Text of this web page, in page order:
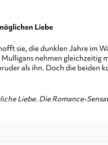
Liebe
sie, die dunklen Jahre im
nehmen
als ihn. Doch die beiden
Liebe. Die Romance-